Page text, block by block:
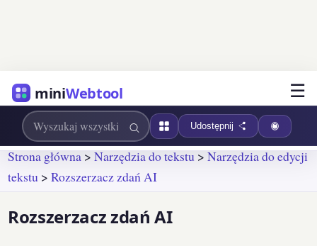
miniWebtool ☰
Udostępnij
Strona główna>Narzędzia do tekstu>Narzędzia do edycji
tekstu >Rozszerzacz zdań AI
Rozszerzacz zdań AI